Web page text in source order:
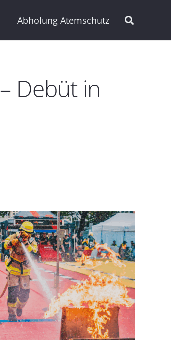
Abholung Atemschutz
Debüt in